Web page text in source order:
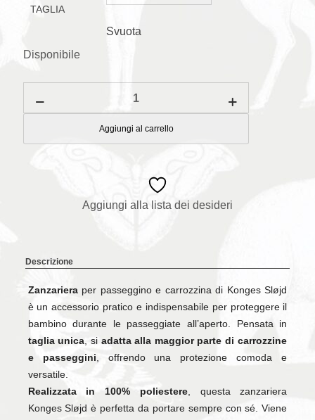
TAGLIA
Svuota
Disponibile
passeggino
Aggiungi al carrello
Aggiungi alla lista dei desideri
Descrizione
Zanzarieraper passeggino e carrozzina di Konges Sløjd
è un accessorio pratico e indispensabile per proteggere il
bambino durante le passeggiate all’aperto. Pensata in
taglia unica, si adatta alla maggior parte di carrozzine
e passeggini, offrendo una protezione comoda e
versatile.
Realizzata in 100% poliestere, questa zanzariera
Konges Sløjd è perfetta da portare sempre con sé. Viene